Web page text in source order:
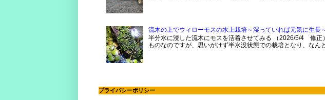
流木の上でウィローモスの水上栽培～湿っていれば元気に生長
半分水に浸した流木にモスを活着させてみる （2026/5/4 修正
ものなのですが、思いがけず半水没状態での栽培となり、な
プライバシーポリシー